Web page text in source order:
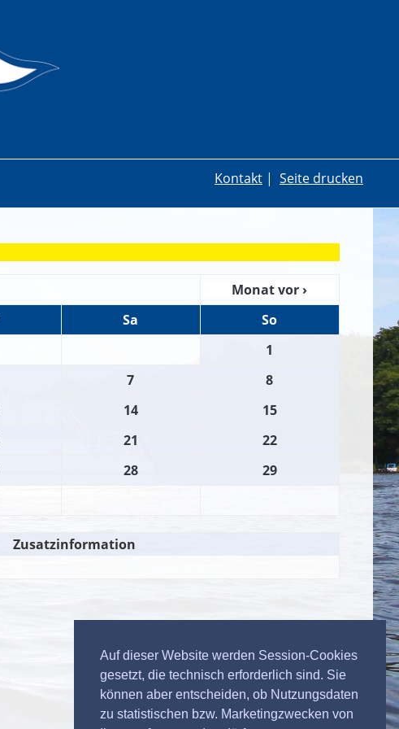
Auf dieser Website werden Session-Cookies
gesetzt, die technisch erforderlich sind. Sie
können aber entscheiden, ob Nutzungsdaten
zu statistischen bzw. Marketingzwecken von
Kontakt | Seite drucken
Monat vor ›
Sa
So
1
7
8
14
15
21
22
28
29
Zusatzinformation